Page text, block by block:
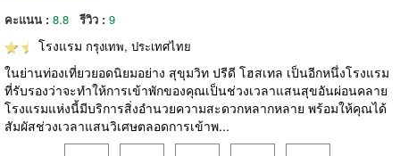
คะแนน : 8.8 รีวิว : 9
โรงแรม กรุงเทพ, ประเทศไทย
ในย่านท่องเที่ยวยอดนิยมอย่าง สุขุมวิท ปรีดี โฮสเทล เป็นอีกหนึ่งโรงแรม
ที่รับรองว่าจะทำให้การเข้าพักของคุณเป็นช่วงเวลาแสนสุขอันผ่อนคลาย
โรงแรมแห่งนี้มีบริการสิ่งอำนวยความสะดวกหลากหลาย พร้อมให้คุณได้
สัมผัสช่วงเวลาแสนวิเศษตลอดการเข้าพ...